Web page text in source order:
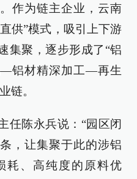
作为链主企业，云南
供”模式，吸引上下游
集聚，逐步形成了“铝
铝材精深加工—再生
链。
任陈永兵说：“园区闭
，让集聚于此的涉铝
耗、高纯度的原料优